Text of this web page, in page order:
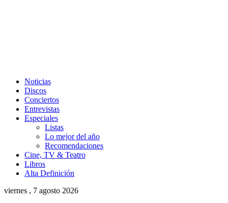
Noticias
Discos
Conciertos
Entrevistas
Especiales
Listas
Lo mejor del año
Recomendaciones
Cine, TV & Teatro
Libros
Alta Definición
viernes , 7 agosto 2026